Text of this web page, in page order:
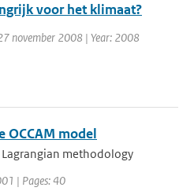
voor het klimaat?
november 2008 | Year: 2008
OCCAM model
Lagrangian methodology
| Pages: 40